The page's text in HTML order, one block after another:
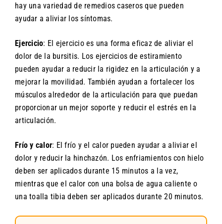
hay una variedad de remedios caseros que pueden
ayudar a aliviar los síntomas.
Ejercicio: El ejercicio es una forma eficaz de aliviar el
dolor de la bursitis. Los ejercicios de estiramiento
pueden ayudar a reducir la rigidez en la articulación y a
mejorar la movilidad. También ayudan a fortalecer los
músculos alrededor de la articulación para que puedan
proporcionar un mejor soporte y reducir el estrés en la
articulación.
Frío y calor: El frío y el calor pueden ayudar a aliviar el
dolor y reducir la hinchazón. Los enfriamientos con hielo
deben ser aplicados durante 15 minutos a la vez,
mientras que el calor con una bolsa de agua caliente o
una toalla tibia deben ser aplicados durante 20 minutos.